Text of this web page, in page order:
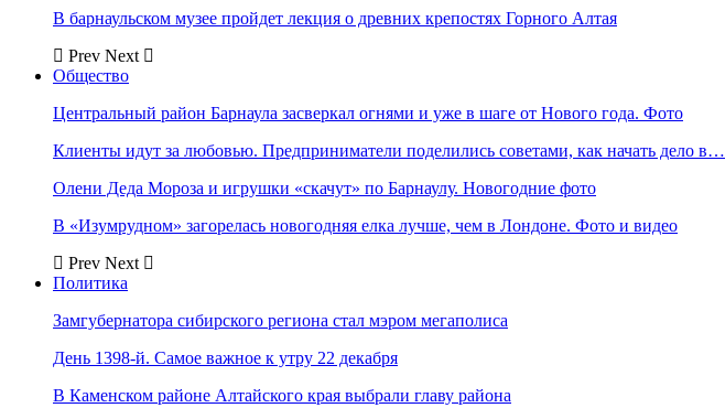
В барнаульском музее пройдет лекция о древних крепостях Горного Алтая
Prev Next
Общество
Центральный район Барнаула засверкал огнями и уже в шаге от Нового года. Фото
Клиенты идут за любовью. Предприниматели поделились советами, как начать дело в…
Олени Деда Мороза и игрушки «скачут» по Барнаулу. Новогодние фото
В «Изумрудном» загорелась новогодняя елка лучше, чем в Лондоне. Фото и видео
Prev Next
Политика
Замгубернатора сибирского региона стал мэром мегаполиса
День 1398-й. Самое важное к утру 22 декабря
В Каменском районе Алтайского края выбрали главу района